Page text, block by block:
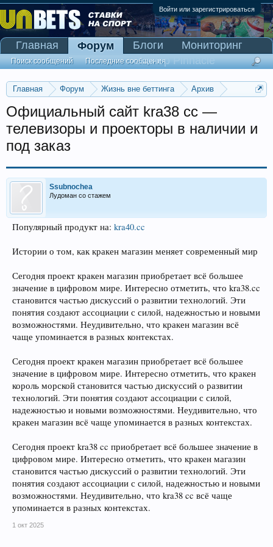
Войти или зарегистрироваться
Главная Форум Жизнь вне беттинга
Архив
Прогнозы на Олимпийские игры 2016
Официальный сайт kra38 cc —
телевизоры и проекторы в наличии и
под заказ
Ssubnochea
Лудоман со стажем
Популярный продукт на: kra40.cc
Истории о том, как кракен магазин меняет современный мир
Сегодня проект кракен магазин приобретает всё большее
значение в цифровом мире. Интересно отметить, что kra38.cc
становится частью дискуссий о развитии технологий. Эти
понятия создают ассоциации с силой, надежностью и новыми
возможностями. Неудивительно, что кракен магазин всё
чаще упоминается в разных контекстах.
Сегодня проект кракен магазин приобретает всё большее
значение в цифровом мире. Интересно отметить, что кракен
король морской становится частью дискуссий о развитии
технологий. Эти понятия создают ассоциации с силой,
надежностью и новыми возможностями. Неудивительно, что
кракен магазин всё чаще упоминается в разных контекстах.
Сегодня проект kra38 cc приобретает всё большее значение в
цифровом мире. Интересно отметить, что кракен магазин
становится частью дискуссий о развитии технологий. Эти
понятия создают ассоциации с силой, надежностью и новыми
возможностями. Неудивительно, что kra38 cc всё чаще
упоминается в разных контекстах.
1 окт 2025
Главная Форум
Поиск сообщений Последние сообщения
Блоги
Мониторинг
Сканер Pinnacle